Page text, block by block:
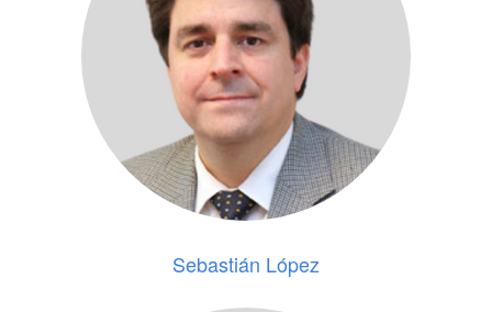
Sebastián López